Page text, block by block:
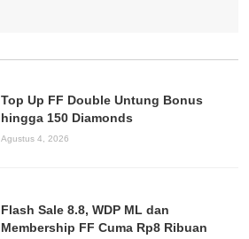
Top Up FF Double Untung Bonus
hingga 150 Diamonds
Agustus 4, 2026
Flash Sale 8.8, WDP ML dan
Membership FF Cuma Rp8 Ribuan